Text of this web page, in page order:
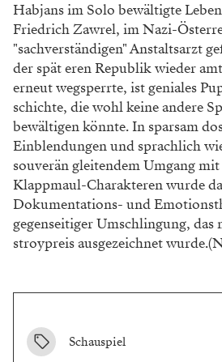
Habjans im Solo bewältigte
Friedrich Zawrel, im Nazi-
"sachverständigen" Anstaltsarzt
der spät eren Republik wieder
erneut wegsperrte, ist geniales
schichte, die wohl keine andere
bewältigen könnte. In sparsam
Einblendungen und sprachlich
souverän gleitendem Umgang
Klappmaul-Charakteren wurde
Dokumentations- und
gegenseitiger Umschlingung, das
stroypreis ausgezeichnet
Schauspiel